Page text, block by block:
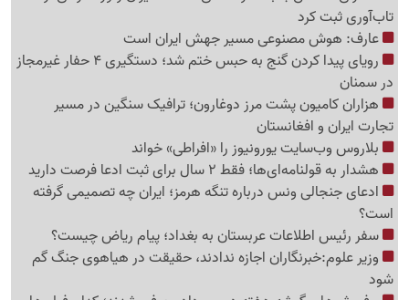
تاب‌آوری ثبت کرد
عارف: هوش مصنوعی مسیر جهش ایران است
رویای پیدا کردن گنج به حبس ختم شد؛ دستگیری 4 حفار غیرمجاز
در سمنان
هزاران کامیون پشت مرز دوغارون؛ ترافیک سنگین در مسیر
تجارت ایران و افغانستان
بلاروس وب‌سایت یورونیوز را «افراطی» خواند
هشدار به قولنامه‌ای‌ها؛ فقط 2 سال برای ثبت ادعا فرصت دارید
ادعای جنجالی ونس درباره تنگه هرمز؛ ایران چه تصمیمی گرفته
است؟
سفر رئیس اطلاعات عربستان به بغداد؛ پیام ریاض چیست؟
وزیر علوم:خبرنگاران اجازه ندادند، حقیقت در هیاهوی جنگ گم
شود